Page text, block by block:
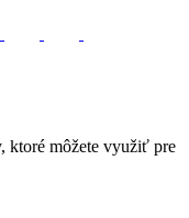
ktoré môžete využiť pre